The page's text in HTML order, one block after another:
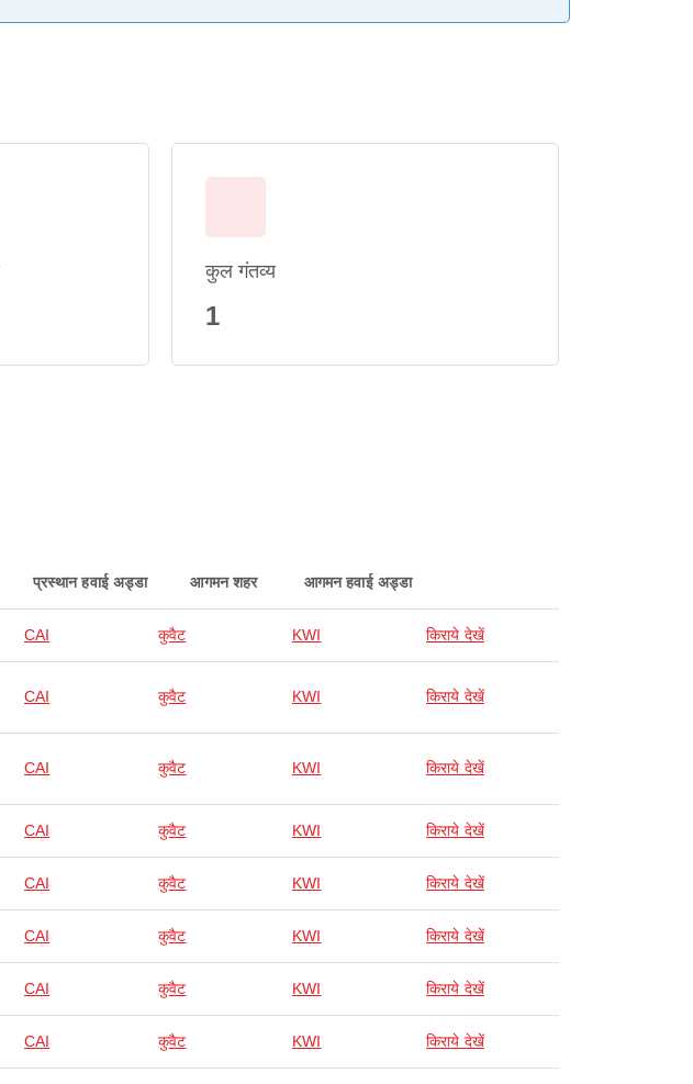
कुल गंतव्य
1
प्रस्थान हवाई अड्डा आगमन शहर आगमन हवाई अड्डा
CAI कुवैट KWI किराये देखें
CAI कुवैट KWI किराये देखें
CAI कुवैट KWI किराये देखें
CAI कुवैट KWI किराये देखें
CAI कुवैट KWI किराये देखें
CAI कुवैट KWI किराये देखें
CAI कुवैट KWI किराये देखें
CAI कुवैट KWI किराये देखें